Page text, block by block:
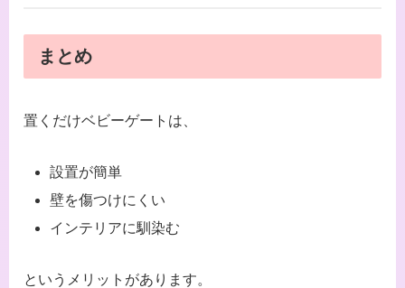
まとめ
置くだけベビーゲートは、
設置が簡単
壁を傷つけにくい
インテリアに馴染む
というメリットがあります。